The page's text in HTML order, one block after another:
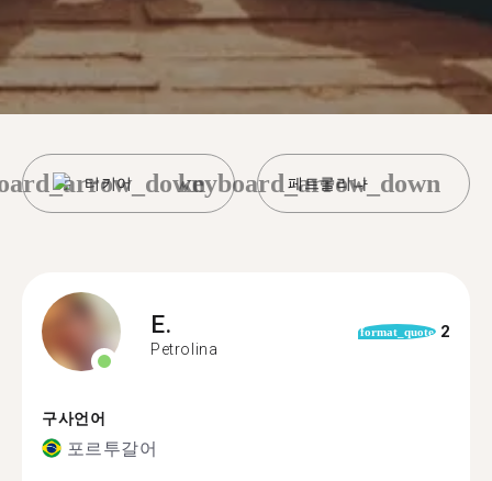
터키어 페트롤리나
keyboard_arrow_down
E.
Petrolina
format_quote 2
구사언어
포르투갈어